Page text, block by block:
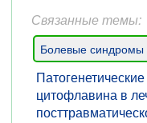
Связанные темы:
Болевые синдромы
цитофлавина в